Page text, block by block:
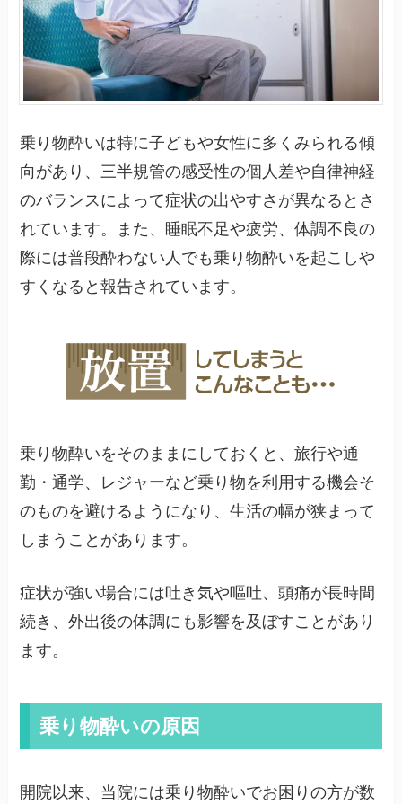
乗り物酔いは特に子どもや女性に多くみられる傾
向があり、三半規管の感受性の個人差や自律神経
のバランスによって症状の出やすさが異なるとさ
れています。また、睡眠不足や疲労、体調不良の
際には普段酔わない人でも乗り物酔いを起こしや
すくなると報告されています。
乗り物酔いをそのままにしておくと、旅行や通
勤・通学、レジャーなど乗り物を利用する機会そ
のものを避けるようになり、生活の幅が狭まって
しまうことがあります。
症状が強い場合には吐き気や嘔吐、頭痛が長時間
続き、外出後の体調にも影響を及ぼすことがあり
ます。
乗り物酔いの原因
開院以来、当院には乗り物酔いでお困りの方が数